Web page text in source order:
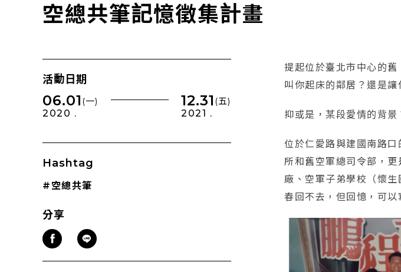
空總共筆記憶徵集計畫
活動日期
06.01 (一)
2020 .
12.31 (五)
2021 .
Hashtag
#空總共筆
分享
提起位於臺北市中心的
叫你起床的鄰居？還是
抑或是，某段愛情的背景
位於仁愛路與建國南路
所和舊空軍總司令部，
廠、空軍子弟學校（懷
春回不去，但回憶，可以